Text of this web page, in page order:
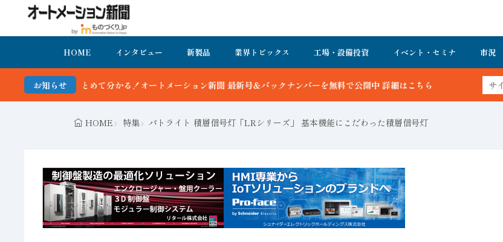
HOME インタビュー 新製品 業界トピックス 工場・設備投資 イベント・セミナ 市況
お知らせ
分かる！オートメーション新聞 最新号＆バックナンバーを無料で公開中 詳細はこちら
HOME 特集 パトライト 積層信号灯「LRシリーズ」 基本機能にこだわった積層信号灯